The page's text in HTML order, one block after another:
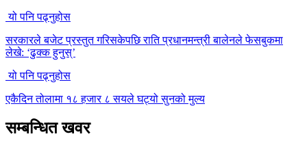
यो पनि पढ्नुहोस
सरकारले बजेट प्रस्तुत गरिसकेपछि राति प्रधानमन्त्री बालेनले फेसबुकमा
लेखे: ‘ढुक्क हुनुस्’
यो पनि पढ्नुहोस
एकैदिन तोलामा १८ हजार ८ सयले घट्यो सुनको मुल्य
सम्बन्धित खवर